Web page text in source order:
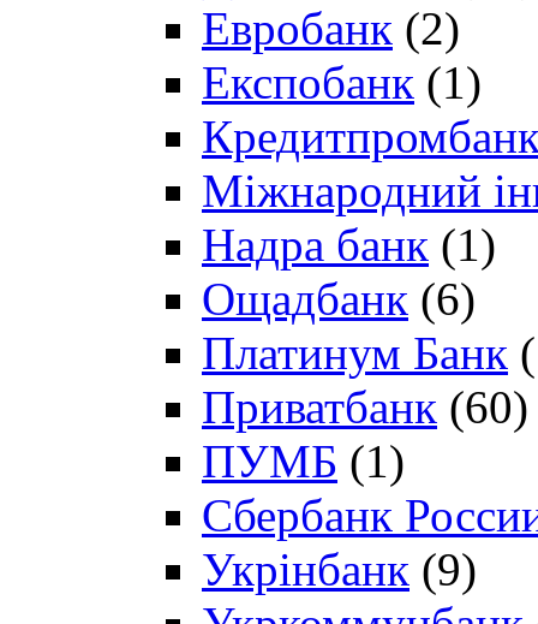
Евробанк (2)
Експобанк (1)
Міжнародний
Надра банк (1)
Ощадбанк (6)
Платинум Банк
Приватбанк (60)
ПУМБ (1)
Сбербанк
Укрінбанк (9)